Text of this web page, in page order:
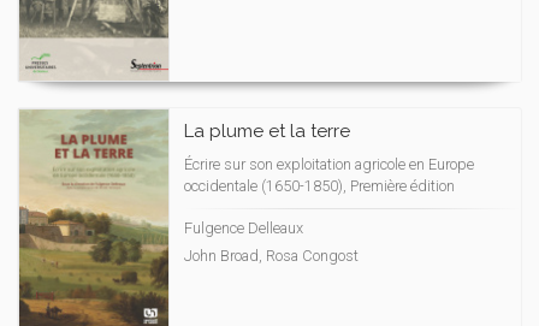
La plume et la terre
Écrire sur son exploitation agricole en Europe
occidentale (1650-1850), Première édition
Fulgence Delleaux
John Broad, Rosa Congost